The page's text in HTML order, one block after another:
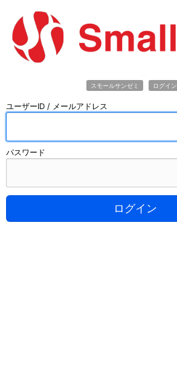
スモールサンゼミ ログイン
ユーザーID / メールアドレス
パスワード
ログイン